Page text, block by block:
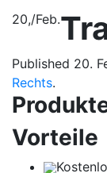
20,/Feb.
Published 20.
Rechts.
Vorteile